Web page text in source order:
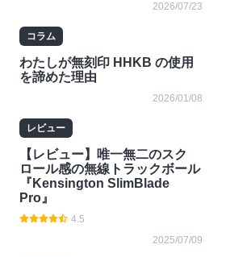
2026/07/23
コラム
わたしが無刻印 HHKB の使用
を諦めた理由
2026/01/08
レビュー
【レビュー】唯一無二のスク
ロール感の無線トラックボール
『Kensington SlimBlade
Pro』
4.5
2025/07/09